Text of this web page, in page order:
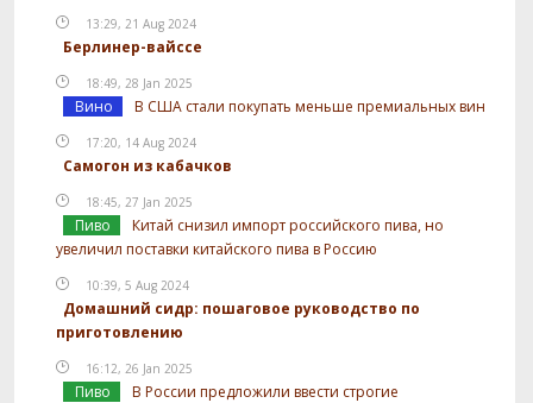
13:29, 21 Aug 2024
Берлинер-вайссе
18:49, 28 Jan 2025
Вино В США стали покупать меньше премиальных вин
17:20, 14 Aug 2024
Самогон из кабачков
18:45, 27 Jan 2025
Пиво
Китай снизил импорт российского пива, но
увеличил поставки китайского пива в Россию
10:39, 5 Aug 2024
Домашний сидр: пошаговое руководство по
приготовлению
16:12, 26 Jan 2025
Пиво
В России предложили ввести строгие